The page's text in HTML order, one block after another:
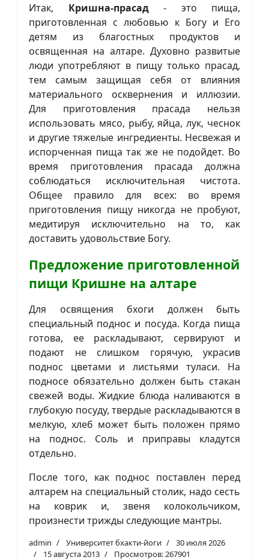
Итак, Кришна-прасад - это пища,
приготовленная с любовью к Богу и Его
детям из благостных продуктов и
освященная на алтаре. Духовно развитые
люди употребляют в пищу только прасад,
тем самым защищая себя от влияния
материального осквернения и иллюзии.
Для приготовления прасада нельзя
использовать мясо, рыбу, яйца, лук, чеснок
и другие тяжелые ингредиенты. Несвежая и
испорченная пища так же не подойдет. Во
время приготовления прасада должна
соблюдаться исключительная чистота.
Общее правило для всех: во время
приготовления пищу никогда не пробуют,
медитируя исключительно на то, как
доставить удовольствие Богу.
Предложение приготовленной
пищи Кришне на алтаре
Для освящения бхоги должен быть
специальный поднос и посуда. Когда пища
готова, ее раскладывают, сервируют и
подают не слишком горячую, украсив
поднос цветами и листьями туласи. На
подносе обязательно должен быть стакан
свежей воды. Жидкие блюда наливаются в
глубокую посуду, твердые раскладываются в
мелкую, хлеб может быть положен прямо
на поднос. Соль и приправы кладутся
отдельно.
После того, как поднос поставлен перед
алтарем на специальный столик, надо сесть
на коврик и, звеня колокольчиком,
произнести трижды следующие мантры.
admin Университет бхакти-йоги
30 июля 2026
15 августа 2013
Просмотров: 267901